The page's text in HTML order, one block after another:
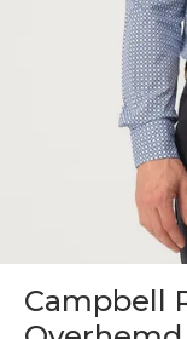
Campbell